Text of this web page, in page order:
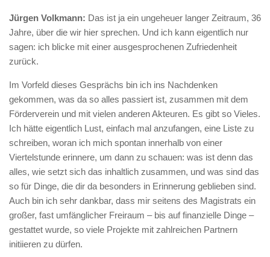
Jürgen Volkmann: Das ist ja ein ungeheuer langer Zeitraum, 36
Jahre, über die wir hier sprechen. Und ich kann eigentlich nur
sagen: ich blicke mit einer ausgesprochenen Zufriedenheit
zurück.
Im Vorfeld dieses Gesprächs bin ich ins Nachdenken
gekommen, was da so alles passiert ist, zusammen mit dem
Förderverein und mit vielen anderen Akteuren. Es gibt so Vieles.
Ich hätte eigentlich Lust, einfach mal anzufangen, eine Liste zu
schreiben, woran ich mich spontan innerhalb von einer
Viertelstunde erinnere, um dann zu schauen: was ist denn das
alles, wie setzt sich das inhaltlich zusammen, und was sind das
so für Dinge, die dir da besonders in Erinnerung geblieben sind.
Auch bin ich sehr dankbar, dass mir seitens des Magistrats ein
großer, fast umfänglicher Freiraum – bis auf finanzielle Dinge –
gestattet wurde, so viele Projekte mit zahlreichen Partnern
initiieren zu dürfen.